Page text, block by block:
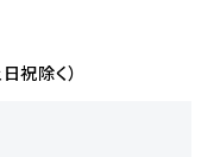
祝除く）